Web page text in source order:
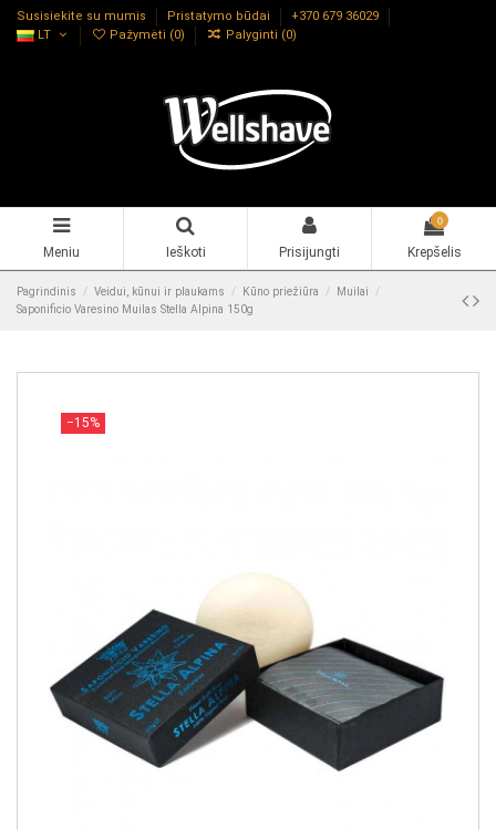
Susisiekite su mumis Pristatymo būdai
+370 679 36029
LT
Pažymėti (0) Palyginti (0)
Meniu Ieškoti Prisijungti
0
Krepšelis
Pagrindinis Veidui, kūnui ir plaukams Kūno priežiūra
Muilai
Saponificio Varesino Muilas Stella Alpina 150g
−15%